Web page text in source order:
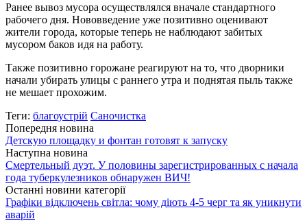
Ранее вывоз мусора осуществлялся вначале стандартного
рабочего дня. Нововведение уже позитивно оценивают
жители города, которые теперь не наблюдают забитых
мусором баков идя на работу.
Также позитивно горожане реагируют на то, что дворники
начали убирать улицы с раннего утра и поднятая пыль также
не мешает прохожим.
Теги: благоустрій Саночистка
Попередня новина
Детскую площадку и фонтан готовят к запуску
Наступна новина
Смертельный дуэт. У половины зарегистрированных с начала
года туберкулезников обнаружен ВИЧ!
Останні новини категорії
Графіки відключень світла: чому діють 4-5 черг та як уникнути
аварій